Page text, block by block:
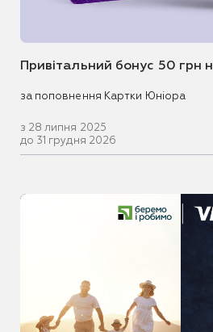
Привітальний бонус 50 грн
за поповнення Картки Юніора
з 28 липня 2025
до 31 грудня 2026